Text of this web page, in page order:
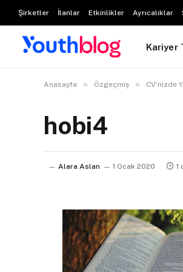
Şirketler İlanlar Etkinlikler Ayrıcalıklar
Kariyer
Anasayfa » Özgeçmiş » CV’nizde
hobi4
Alara Aslan 1 Ocak 2020 1